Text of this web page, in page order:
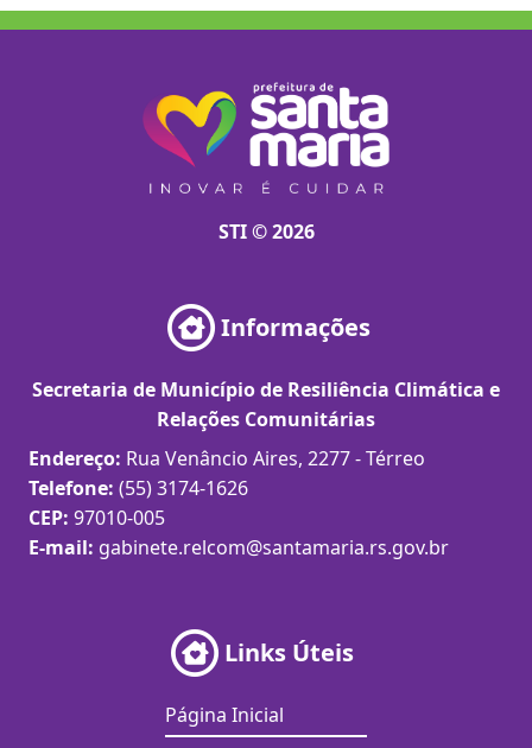
STI © 2026
Informações
Secretaria de Município de Resiliência Climática e
Relações Comunitárias
Endereço: Rua Venâncio Aires, 2277 - Térreo
Telefone: (55) 3174-1626
CEP: 97010-005
E-mail: gabinete.relcom@santamaria.rs.gov.br
Links Úteis
Página Inicial